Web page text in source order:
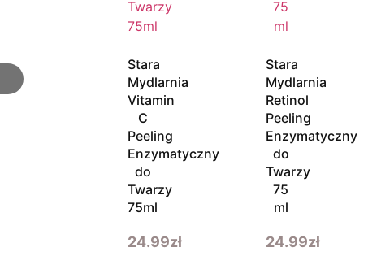
Stara
Mydlarnia
Vitamin
C
Peeling
Enzymatyczny
do
Twarzy
75ml
24.99zł
Stara
Mydlarnia
Retinol
Peeling
Enzymatyczny
do
Twarzy
75
ml
24.99zł